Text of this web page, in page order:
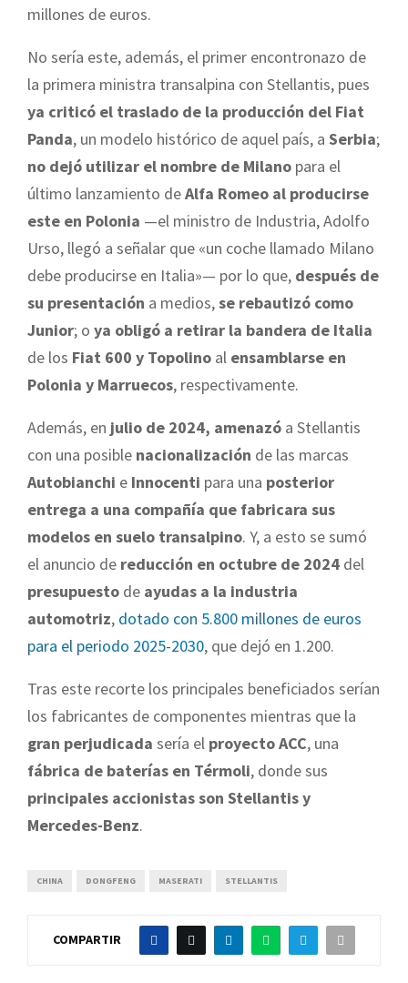
millones de euros.
No sería este, además, el primer encontronazo de
la primera ministra transalpina con Stellantis, pues
ya criticó el traslado de la producción del Fiat
Panda, un modelo histórico de aquel país, a Serbia;
no dejó utilizar el nombre de Milano para el
último lanzamiento deAlfa Romeo al producirse
este en Polonia —el ministro de Industria, Adolfo
Urso, llegó a señalar que «un coche llamado Milano
debe producirse en Italia»— por lo que, después de
su presentación a medios,se rebautizó como
Junior; o ya obligó a retirar la bandera de Italia
de los Fiat 600 y Topolino al ensamblarse en
Polonia y Marruecos, respectivamente.
Además, en julio de 2024, amenazó a Stellantis
con una posible nacionalización de las marcas
Autobianchi e Innocenti para una posterior
entrega a una compañía que fabricara sus
modelos en suelo transalpino. Y, a esto se sumó
el anuncio de reducción en octubre de 2024 del
presupuesto de ayudas a la industria
automotriz, dotado con 5.800 millones de euros
para el periodo 2025-2030, que dejó en 1.200.
Tras este recorte los principales beneficiados serían
los fabricantes de componentes mientras que la
gran perjudicada sería el proyecto ACC, una
fábrica de baterías en Térmoli, donde sus
principales accionistas son Stellantis y
Mercedes-Benz.
CHINA DONGFENG MASERATI STELLANTIS
COMPARTIR